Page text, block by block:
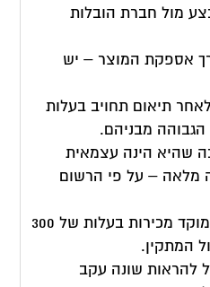
מול חברת הובלות
אספקת המוצר – יש
תיאום תחויב בעלות
שהיא הינה עצמאית
מלאה – על פי הרשום
9. ניתן לתאם הרכבה מול מוקד מכירות בעלות של 300
המתקין.
להראות שונה עקב